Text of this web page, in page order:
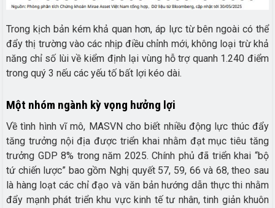
Trong kịch bản kém khả quan hơn, áp lực từ bên ngoài có thể
đẩy thị trường vào các nhịp điều chỉnh mới, không loại trừ khả
năng chỉ số lùi về kiểm định lại vùng hỗ trợ quanh 1.240 điểm
trong quý 3 nếu các yếu tố bất lợi kéo dài.
Một nhóm ngành kỳ vọng hưởng lợi
Về tình hình vĩ mô, MASVN cho biết nhiều động lực thúc đẩy
tăng trưởng nội địa được triển khai nhằm đạt mục tiêu tăng
trưởng GDP 8% trong năm 2025. Chính phủ đã triển khai “bộ
tứ chiến lược” bao gồm Nghị quyết 57, 59, 66 và 68, theo sau
là hàng loạt các chỉ đạo và văn bản hướng dẫn thực thi nhằm
đẩy mạnh phát triển khu vực kinh tế tư nhân, tinh giản khuôn